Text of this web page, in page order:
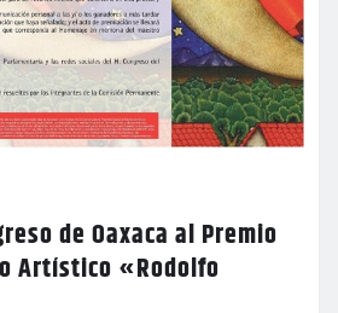
de Oaxaca al Premio
Artístico «Rodolfo